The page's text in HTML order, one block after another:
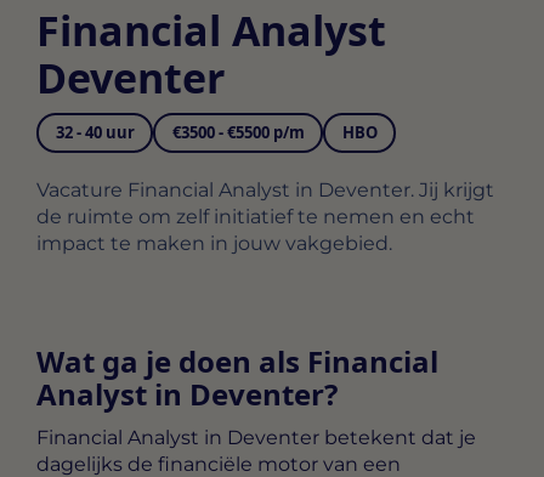
Financial Analyst
Deventer
32 - 40 uur €3500 - €5500 p/m HBO
Vacature Financial Analyst in Deventer. Jij krijgt
de ruimte om zelf initiatief te nemen en echt
impact te maken in jouw vakgebied.
Wat ga je doen als Financial
Analyst in Deventer?
Financial Analyst in Deventer betekent dat je
dagelijks de financiële motor van een